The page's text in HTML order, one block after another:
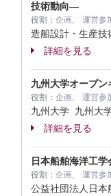
技術動向―
役割： 企画, 運営参
造船設計・生産
詳細を見る
九州大学オープ
役割： 企画, 運営参
九州大学 九州大
詳細を見る
日本船舶海洋工
役割： 企画, 運営参
公益社団法人日